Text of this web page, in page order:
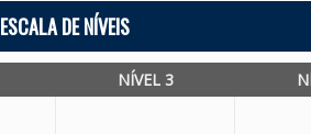
ESCALA DE NÍVEIS
NÍVEL 3